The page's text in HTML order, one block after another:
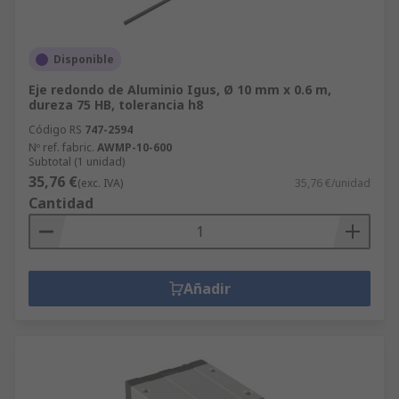
Disponible
Eje redondo de Aluminio Igus, Ø 10 mm x 0.6 m,
dureza 75 HB, tolerancia h8
Código RS 747-2594
Nº ref. fabric. AWMP-10-600
Subtotal (1 unidad)
35,76 €(exc. IVA) 35,76 €/unidad
Cantidad
Añadir